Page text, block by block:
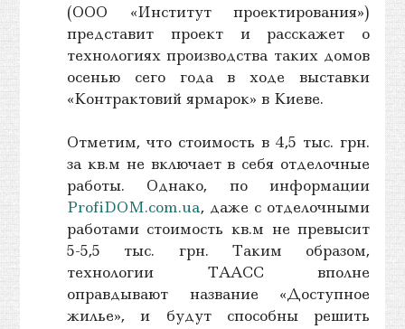
(ООО «Институт проектирования»)
представит проект и расскажет о
технологиях производства таких домов
осенью сего года в ходе выставки
«Контрактовий ярмарок» в Киеве.
Отметим, что стоимость в 4,5 тыс. грн.
за кв.м не включает в себя отделочные
работы. Однако, по информации
ProfiDOM.com.ua, даже с отделочными
работами стоимость кв.м не превысит
5-5,5 тыс. грн. Таким образом,
технологии ТААСС вполне
оправдывают название «Доступное
жилье», и будут способны решить